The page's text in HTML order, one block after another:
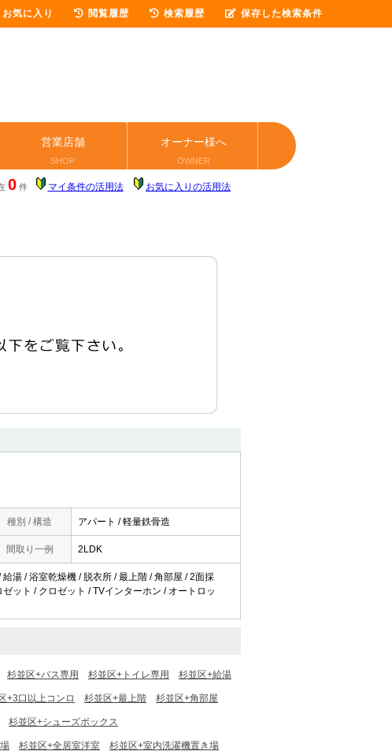
営業店舗
SHOP
オーナー様へ
OWNER
0 件 マイ条件の活用法 お気に入りの活用法
種別 / 構造 アパート / 軽量鉄骨造
間取り一例 2LDK
湯 / 浴室乾燥機 / 脱衣所 / 最上階 / 角部屋 / 2面採
ット / クロゼット / TVインターホン / オートロッ
杉並区+バス専用 杉並区+トイレ専用 杉並区+給湯
+3口以上コンロ 杉並区+最上階 杉並区+角部屋
杉並区+シューズボックス
杉並区+全居室洋室 杉並区+室内洗濯機置き場
お気に入り 閲覧履歴 検索履歴 保存した検索条件